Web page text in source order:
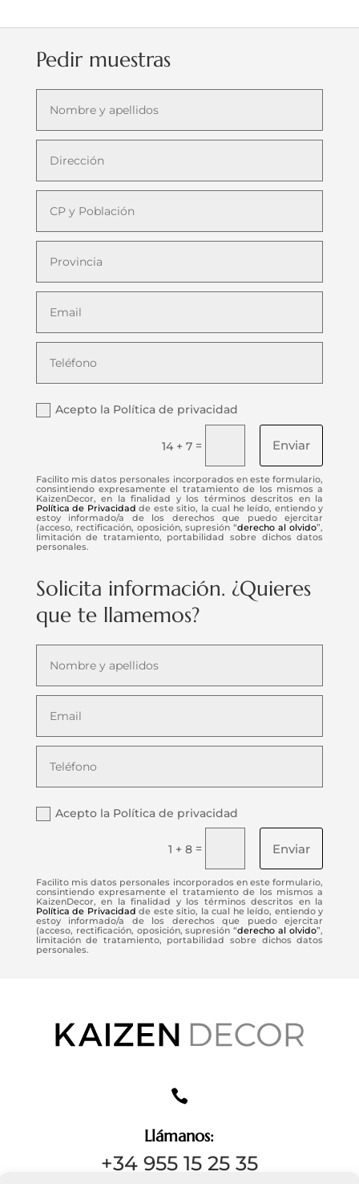
Pedir muestras
Acepto la Política de privacidad
14 + 7 = Enviar
Facilito mis datos personales incorporados en este formulario,
consintiendo expresamente el tratamiento de los mismos a
KaizenDecor, en la finalidad y los términos descritos en la
Política de Privacidad de este sitio, la cual he leído, entiendo y
estoy informado/a de los derechos que puedo ejercitar
(acceso, rectificación, oposición, supresión “derecho al olvido”,
limitación de tratamiento, portabilidad sobre dichos datos
personales.
Solicita información. ¿Quieres
que te llamemos?
Acepto la Política de privacidad
1 + 8 = Enviar
Facilito mis datos personales incorporados en este formulario,
consintiendo expresamente el tratamiento de los mismos a
KaizenDecor, en la finalidad y los términos descritos en la
Política de Privacidad de este sitio, la cual he leído, entiendo y
estoy informado/a de los derechos que puedo ejercitar
(acceso, rectificación, oposición, supresión “derecho al olvido”,
limitación de tratamiento, portabilidad sobre dichos datos
personales.

Llámanos:
+34 955 15 25 35